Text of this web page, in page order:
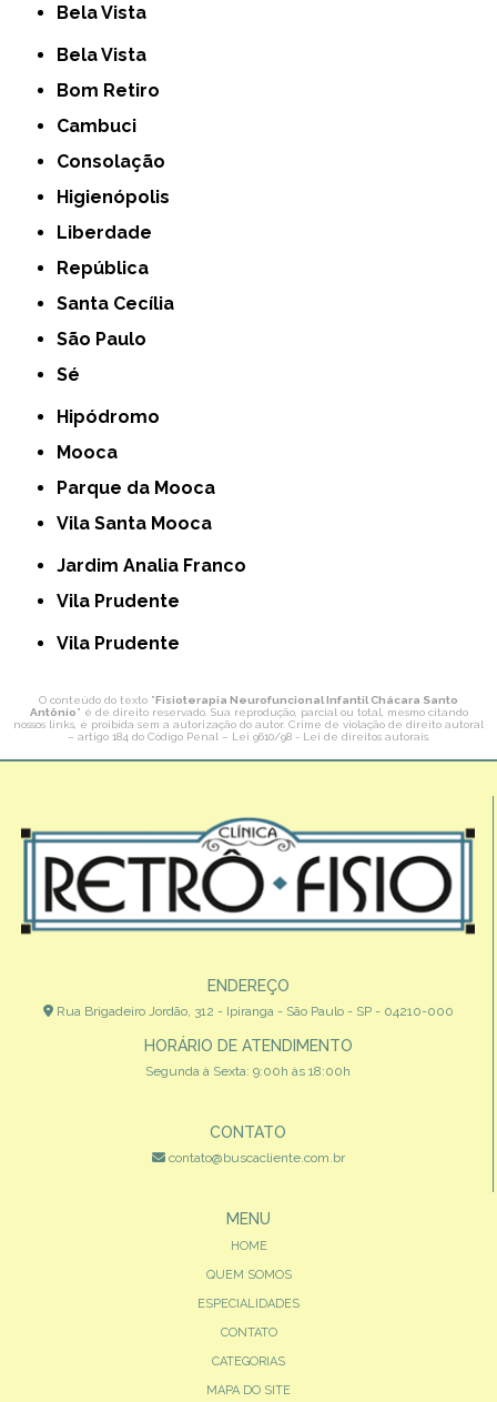
Bela Vista
Bela Vista
Bom Retiro
Cambuci
Consolação
Higienópolis
Liberdade
República
Santa Cecília
São Paulo
Sé
Hipódromo
Mooca
Parque da Mooca
Vila Santa Mooca
Jardim Analia Franco
Vila Prudente
Vila Prudente
O conteúdo do texto "Fisioterapia Neurofuncional Infantil Chácara Santo
Antônio" é de direito reservado. Sua reprodução, parcial ou total, mesmo citando
nossos links, é proibida sem a autorização do autor. Crime de violação de direito autoral
– artigo 184 do Código Penal – Lei 9610/98 - Lei de direitos autorais.
ENDEREÇO
Rua Brigadeiro Jordão, 312 - Ipiranga - São Paulo - SP - 04210-000
HORÁRIO DE ATENDIMENTO
Segunda à Sexta: 9:00h às 18:00h
CONTATO
contato@buscacliente.com.br
MENU
HOME
QUEM SOMOS
ESPECIALIDADES
CONTATO
CATEGORIAS
MAPA DO SITE